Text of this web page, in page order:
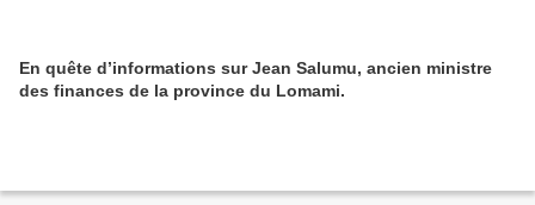
En quête d’informations sur Jean Salumu, ancien ministre
des finances de la province du Lomami.